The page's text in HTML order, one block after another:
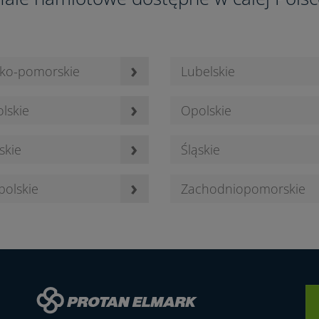
pomorskie › Lubelskie
› Opolskie
› Śląskie
› Zachodniopomorskie